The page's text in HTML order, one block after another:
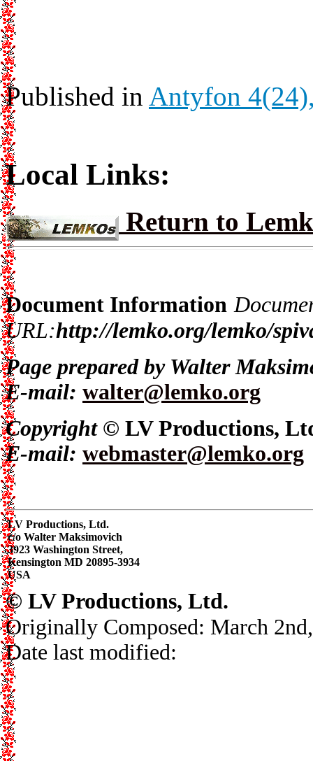
Published in Antyfon
Local Links:
Return to
Document Information
URL:http://lemko.org/lemko/
Page prepared by Walter
E-mail: walter@lemko.org
Copyright © LV Productions,
E-mail: webmaster@lemko.org
LV Productions, Ltd.
c/o Walter Maksimovich
3923 Washington Street,
Kensington MD 20895-3934
USA
© LV Productions, Ltd.
Originally Composed: March
Date last modified: